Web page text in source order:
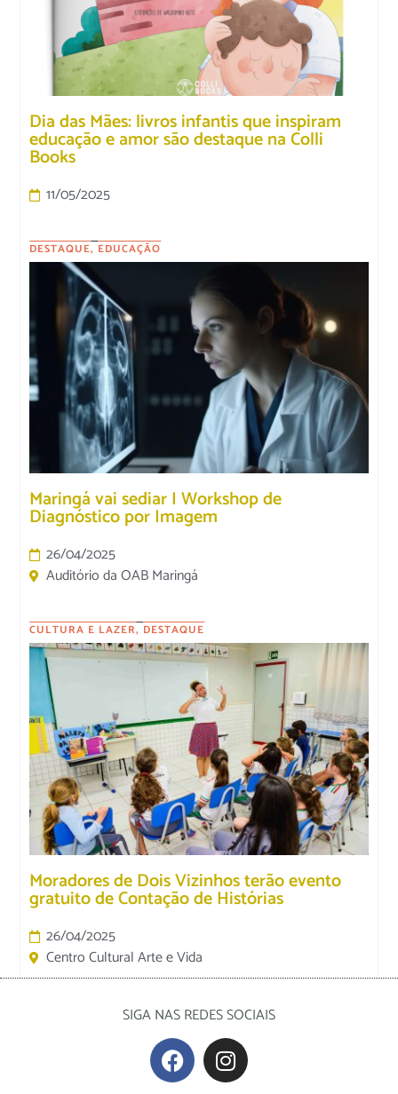
Dia das Mães: livros infantis que inspiram
educação e amor são destaque na Colli
Books
11/05/2025
DESTAQUE, EDUCAÇÃO
Maringá vai sediar I Workshop de
Diagnóstico por Imagem
26/04/2025
Auditório da OAB Maringá
CULTURA E LAZER, DESTAQUE
Moradores de Dois Vizinhos terão evento
gratuito de Contação de Histórias
26/04/2025
Centro Cultural Arte e Vida
SIGA NAS REDES SOCIAIS